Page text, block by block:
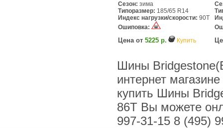
Сезон: зима
Типоразмер: 185/65 R14
Индекс нагрузки/скорости: 90T
Ошиповка:
Цена от 5225 р. Купить
Шины
интернет
купить Шины
86T Вы можете
997-31-15 8 (495)